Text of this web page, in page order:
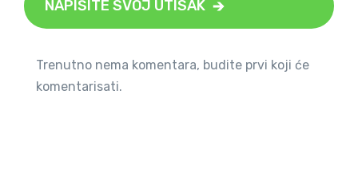
NAPIŠITE SVOJ UTISAK
Trenutno nema komentara, budite prvi koji će
komentarisati.